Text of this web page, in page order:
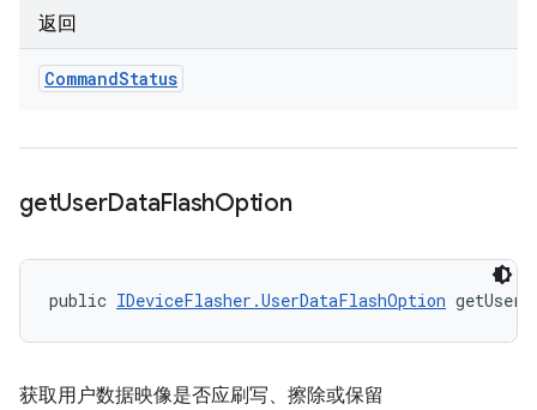
返回
CommandStatus
getUserDataFlashOption
public IDeviceFlasher.UserDataFlashOption
获取用户数据映像是否应刷写、擦除或保留